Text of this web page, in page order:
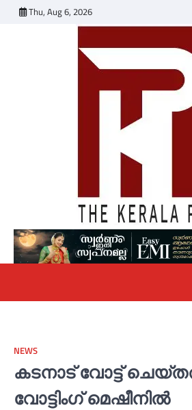
Thu, Aug 6, 2026
NEWS
കടനാട് വോട്ട്
വോട്ടിംഗ് മെഷീനില്‍